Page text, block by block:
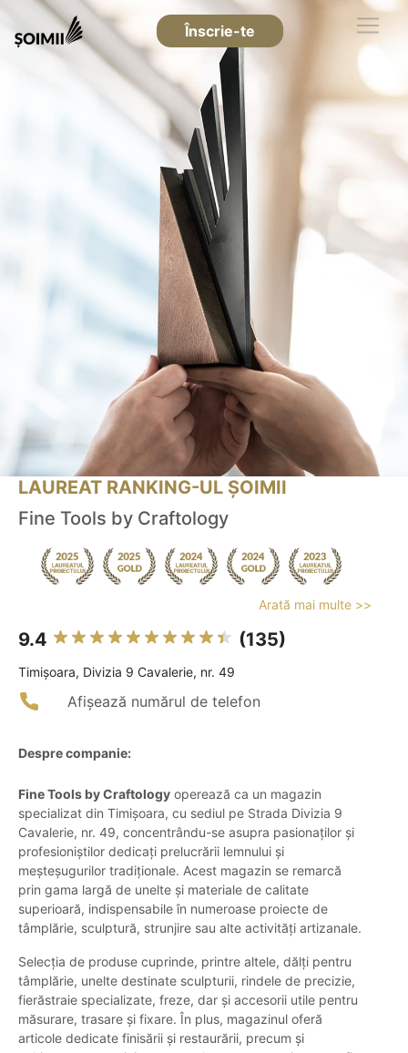
Înscrie-te
LAUREAT RANKING-UL ȘOIMII
Fine Tools by Craftology
Arată mai multe >>
9.4 (135)
Timişoara, Divizia 9 Cavalerie, nr. 49
Afișează numărul de telefon
Despre companie:
Fine Tools by Craftology operează ca un magazin
specializat din Timișoara, cu sediul pe Strada Divizia 9
Cavalerie, nr. 49, concentrându-se asupra pasionaților și
profesioniștilor dedicați prelucrării lemnului și
meșteșugurilor tradiționale. Acest magazin se remarcă
prin gama largă de unelte și materiale de calitate
superioară, indispensabile în numeroase proiecte de
tâmplărie, sculptură, strunjire sau alte activități artizanale.
Selecția de produse cuprinde, printre altele, dălți pentru
tâmplărie, unelte destinate sculpturii, rindele de precizie,
fierăstraie specializate, freze, dar și accesorii utile pentru
măsurare, trasare și fixare. În plus, magazinul oferă
articole dedicate finisării și restaurării, precum și